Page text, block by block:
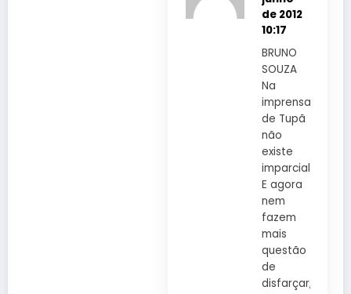
de 2012
10:17
BRUNO
SOUZA
Na
imprensa
de Tupã
não
existe
imparcialidade.
E agora
nem
fazem
mais
questão
de
disfarçar,